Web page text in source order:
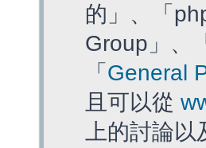
的」、「
Group」、
「 General
且可以從
上的討論